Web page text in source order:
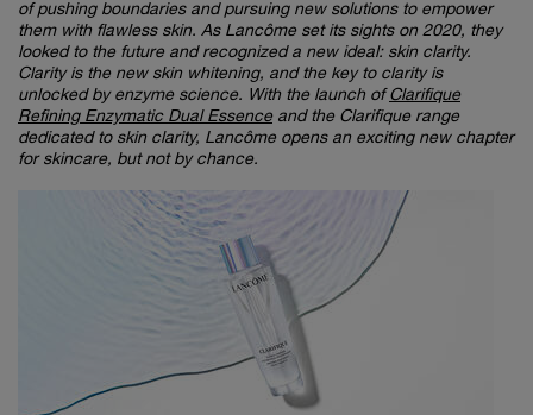
of pushing boundaries and pursuing new solutions to empower
them with flawless skin. As Lancôme set its sights on 2020, they
looked to the future and recognized a new ideal: skin clarity.
Clarity is the new skin whitening, and the key to clarity is
unlocked by enzyme science. With the launch of Clarifique
Refining Enzymatic Dual Essence and the Clarifique range
dedicated to skin clarity, Lancôme opens an exciting new chapter
for skincare, but not by chance.